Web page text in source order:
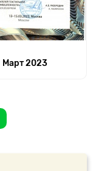
Март 2023